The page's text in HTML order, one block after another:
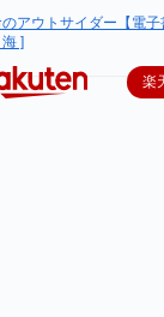
アウトサイダー【電
]
楽